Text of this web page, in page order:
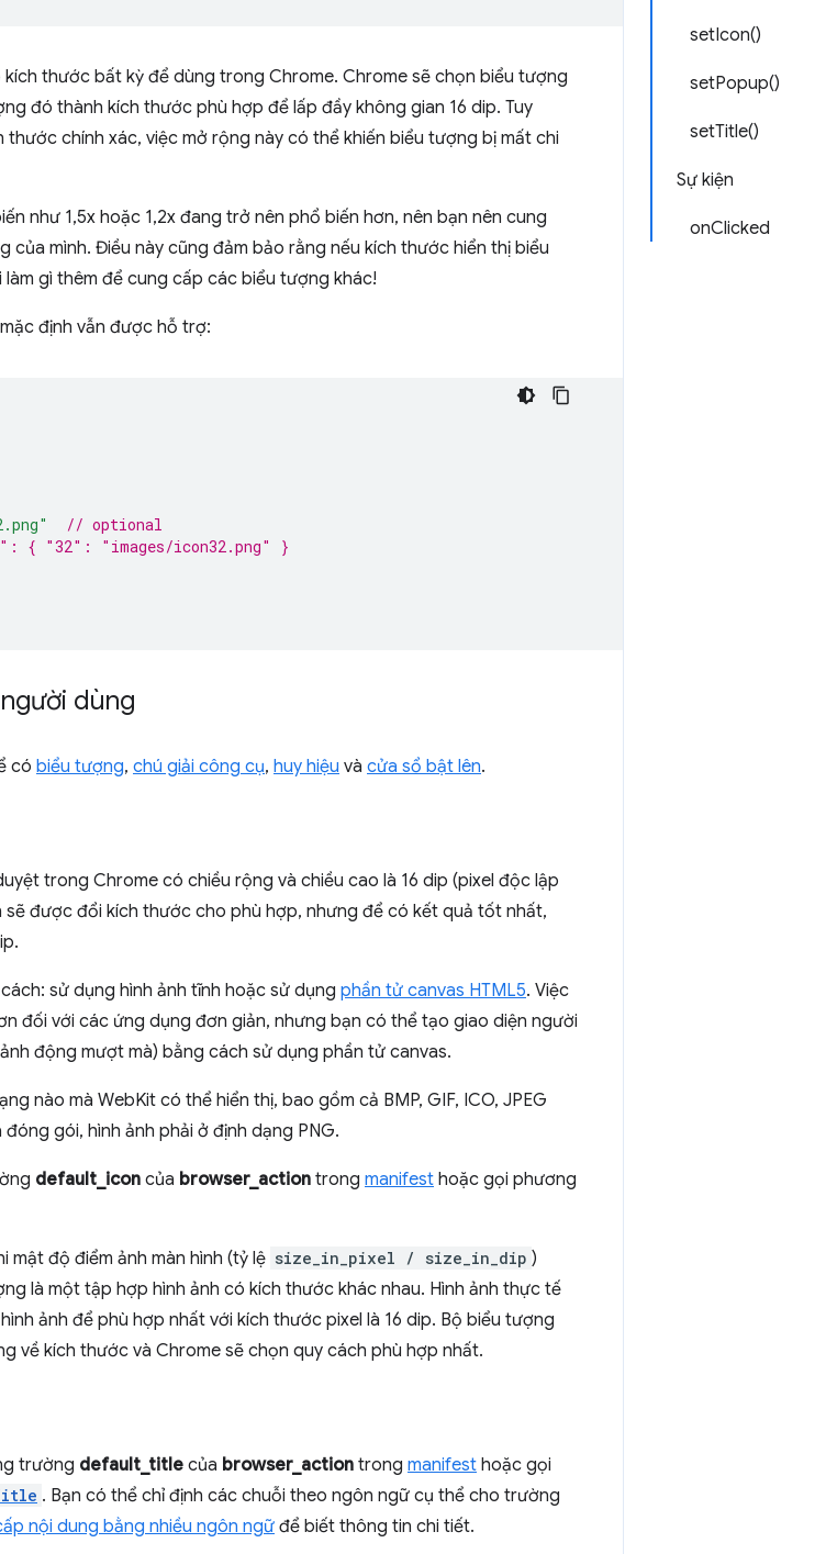
setIcon()
setPopup()
setTitle()
Sự kiện
onClicked
thước bất kỳ để dùng trong Chrome. Chrome sẽ chọn biểu tượng
đó thành kích thước phù hợp để lấp đầy không gian 16 dip. Tuy
thước chính xác, việc mở rộng này có thể khiến biểu tượng bị mất chi
như 1,5x hoặc 1,2x đang trở nên phổ biến hơn, nên bạn nên cung
mình. Điều này cũng đảm bảo rằng nếu kích thước hiển thị biểu
gì thêm để cung cấp các biểu tượng khác!
định vẫn được hỗ trợ:
// optional
{ "32": "images/icon32.png" }
dùng
có biểu tượng, chú giải công cụ, huy hiệu và cửa sổ bật lên.
trong Chrome có chiều rộng và chiều cao là 16 dip (pixel độc lập
được đổi kích thước cho phù hợp, nhưng để có kết quả tốt nhất,
sử dụng hình ảnh tĩnh hoặc sử dụng phần tử canvas HTML5. Việc
đối với các ứng dụng đơn giản, nhưng bạn có thể tạo giao diện người
động mượt mà) bằng cách sử dụng phần tử canvas.
nào mà WebKit có thể hiển thị, bao gồm cả BMP, GIF, ICO, JPEG
gói, hình ảnh phải ở định dạng PNG.
default_icon của browser_action trong manifest hoặc gọi phương
độ điểm ảnh màn hình (tỷ lệ size_in_pixel / size_in_dip )
là một tập hợp hình ảnh có kích thước khác nhau. Hình ảnh thực tế
ảnh để phù hợp nhất với kích thước pixel là 16 dip. Bộ biểu tượng
về kích thước và Chrome sẽ chọn quy cách phù hợp nhất.
trường default_title của browser_action trong manifest hoặc gọi
. Bạn có thể chỉ định các chuỗi theo ngôn ngữ cụ thể cho trường
nội dung bằng nhiều ngôn ngữ để biết thông tin chi tiết.